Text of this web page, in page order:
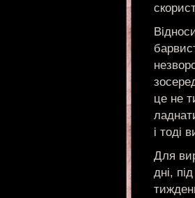
це не
і тоді
Для
дні,